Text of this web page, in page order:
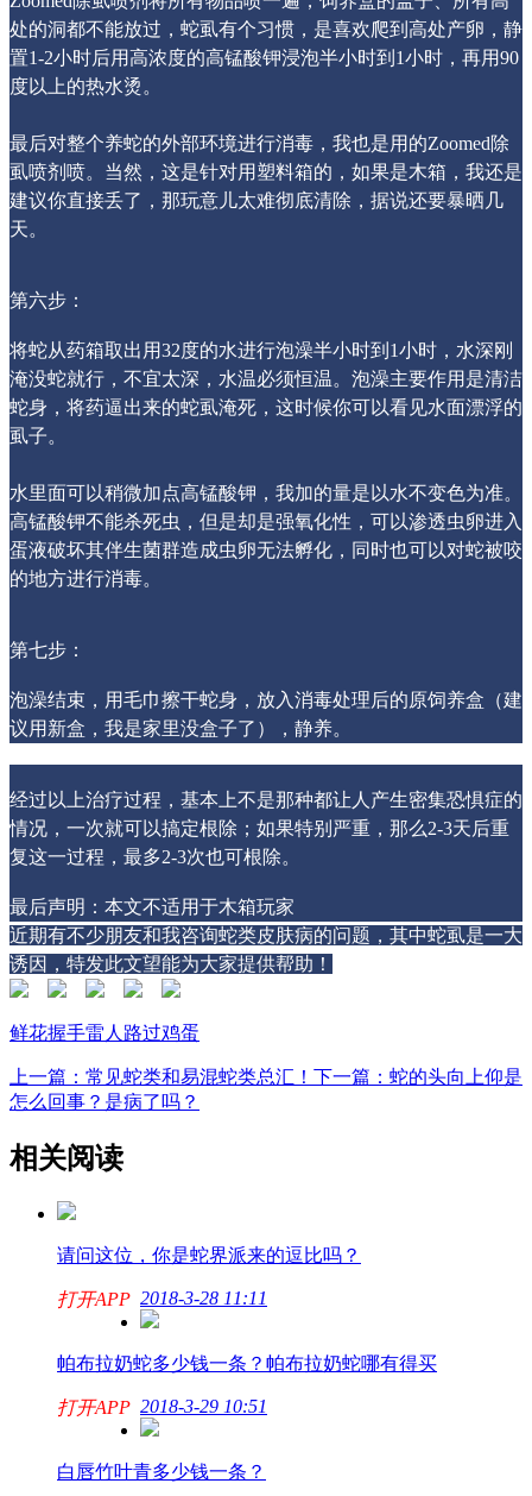
处的洞都不能放过，蛇虱有个习惯，是喜欢爬到高处产卵，静
置1-2小时后用高浓度的高锰酸钾浸泡半小时到1小时，再用90
度以上的热水烫。
最后对整个养蛇的外部环境进行消毒，我也是用的Zoomed除
虱喷剂喷。当然，这是针对用塑料箱的，如果是木箱，我还是
建议你直接丢了，那玩意儿太难彻底清除，据说还要暴晒几
天。
第六步：
将蛇从药箱取出用32度的水进行泡澡半小时到1小时，水深刚
淹没蛇就行，不宜太深，水温必须恒温。泡澡主要作用是清洁
蛇身，将药逼出来的蛇虱淹死，这时候你可以看见水面漂浮的
虱子。
水里面可以稍微加点高锰酸钾，我加的量是以水不变色为准。
高锰酸钾不能杀死虫，但是却是强氧化性，可以渗透虫卵进入
蛋液破坏其伴生菌群造成虫卵无法孵化，同时也可以对蛇被咬
的地方进行消毒。
第七步：
泡澡结束，用毛巾擦干蛇身，放入消毒处理后的原饲养盒（建
议用新盒，我是家里没盒子了），静养。
经过以上治疗过程，基本上不是那种都让人产生密集恐惧症的
情况，一次就可以搞定根除；如果特别严重，那么2-3天后重
复这一过程，最多2-3次也可根除。
最后声明：本文不适用于木箱玩家
近期有不少朋友和我咨询蛇类皮肤病的问题，其中蛇虱是一大
诱因，特发此文望能为大家提供帮助！
鲜花握手雷人 路过鸡蛋
上一篇：常见蛇类和易混蛇类总汇！ 下一篇：蛇的头向上仰是
怎么回事？是病了吗？
相关阅读
请问这位，你是蛇界派来的逗比吗？
2018-3-28 11:11
打开APP
帕布拉奶蛇多少钱一条？帕布拉奶蛇哪有得买
2018-3-29 10:51
打开APP
白唇竹叶青多少钱一条？